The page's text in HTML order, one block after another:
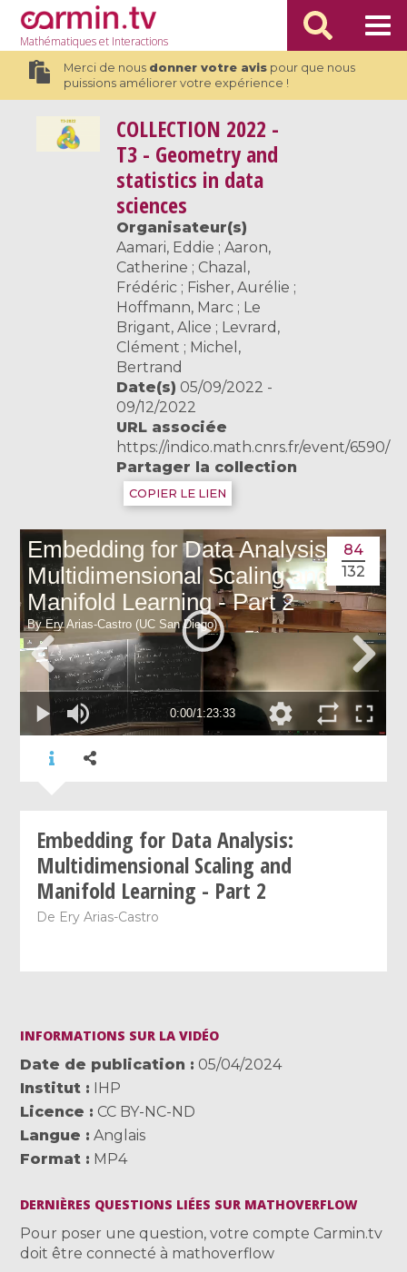
Mathématiqueset Interactions
Merci de nous donner votre avispour que nous
puissions améliorer votre expérience !
COLLECTION 2022 -
T3 - Geometry and
statistics in data
sciences
Organisateur(s)
Aamari, Eddie ; Aaron,
Catherine ; Chazal,
Frédéric ; Fisher, Aurélie ;
Hoffmann, Marc ; Le
Brigant, Alice ; Levrard,
Clément ; Michel,
Bertrand
Date(s) 05/09/2022 -
09/12/2022
URL associée
https://indico.math.cnrs.fr/event/6590/
Partager la collection
COPIER LE LIEN
84
132
Embedding for Data Analysis:
Multidimensional Scaling and
Manifold Learning - Part 2
De Ery Arias-Castro
INFORMATIONS SUR LA VIDÉO
Date de publication
05/04/2024
Institut
IHP
Licence
CC BY-NC-ND
Langue
Anglais
Format
MP4
DERNIÈRES QUESTIONS LIÉES SUR MATHOVERFLOW
Pour poser une question, votre compte Carmin.tv
doit être connecté à mathoverflow